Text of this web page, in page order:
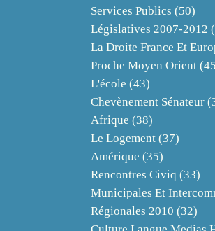
Services Publics (50)
Législatives 2007-2012
La Droite France Et
Proche Moyen Orient
L'école (43)
Chevènement Sénateur
Afrique (38)
Le Logement (37)
Amérique (35)
Rencontres Civiq (33)
Municipales Et
Régionales 2010 (32)